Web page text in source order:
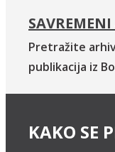
Pretražite
publikacija iz
KAKO SE